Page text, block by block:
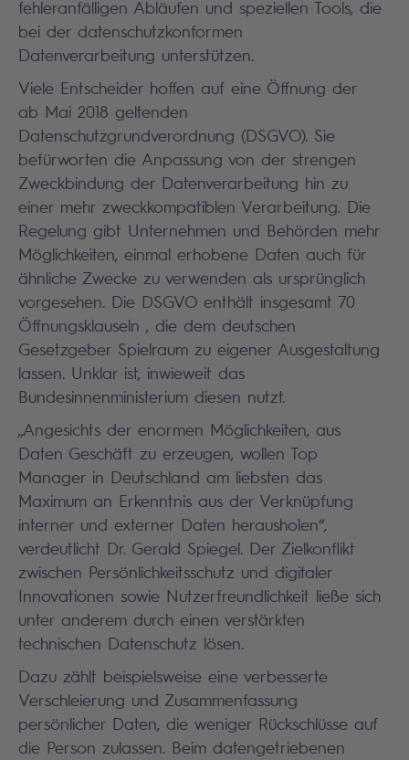
fehleranfälligen Abläufen und speziellen Tools, die
bei der datenschutzkonformen
Datenverarbeitung unterstützen.
Viele Entscheider hoffen auf eine Öffnung der
ab Mai 2018 geltenden
Datenschutzgrundverordnung (DSGVO). Sie
befürworten die Anpassung von der strengen
Zweckbindung der Datenverarbeitung hin zu
einer mehr zweckkompatiblen Verarbeitung. Die
Regelung gibt Unternehmen und Behörden mehr
Möglichkeiten, einmal erhobene Daten auch für
ähnliche Zwecke zu verwenden als ursprünglich
vorgesehen. Die DSGVO enthält insgesamt 70
Öffnungsklauseln , die dem deutschen
Gesetzgeber Spielraum zu eigener Ausgestaltung
lassen. Unklar ist, inwieweit das
Bundesinnenministerium diesen nutzt.
„Angesichts der enormen Möglichkeiten, aus
Daten Geschäft zu erzeugen, wollen Top
Manager in Deutschland am liebsten das
Maximum an Erkenntnis aus der Verknüpfung
interner und externer Daten herausholen“,
verdeutlicht Dr. Gerald Spiegel. Der Zielkonflikt
zwischen Persönlichkeitsschutz und digitaler
Innovationen sowie Nutzerfreundlichkeit ließe sich
unter anderem durch einen verstärkten
technischen Datenschutz lösen.
Dazu zählt beispielsweise eine verbesserte
Verschleierung und Zusammenfassung
persönlicher Daten, die weniger Rückschlüsse auf
die Person zulassen. Beim datengetriebenen